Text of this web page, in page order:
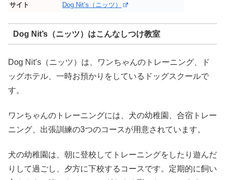
サイト
Dog Nit’s（ニッツ）
Dog Nit’s（ニッツ）はこんなしつけ教室
Dog Nit’s（ニッツ）は、ワンちゃんのトレーニング、ド
ッグホテル、一時お預かりをしているドッグスクールで
す。
ワンちゃんのトレーニングには、犬の幼稚園、合宿トレー
ニング、出張訓練の3つのコースが用意されています。
犬の幼稚園は、朝に登校してトレーニングをしたり遊んだ
りして過ごし、夕方に下校するコースです。定期的に飼い